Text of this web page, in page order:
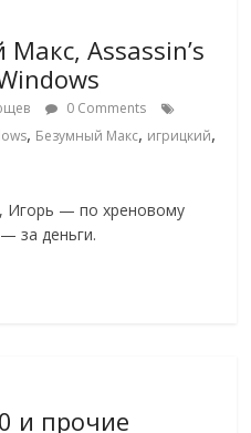
Assassin’s
0 Comments
, Безумный Макс, игрицкий,
Игорь — по хреновому
за деньги.
и прочие